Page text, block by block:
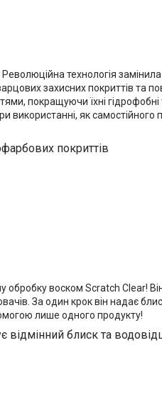
технологія замінила
захисних покриттів та
покращуючи їхні гідрофобні
як самостійного
покриттів
воском Scratch Clear!
За один крок він надає
лише одного продукту!
відмінний блиск та